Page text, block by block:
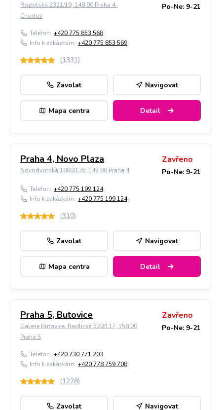
Roztylská 2321/19, 148 00 Praha 4-
Chodov
Po-Ne: 9-21
Telefon: +420 775 853 568
Info k zakázkám: +420 775 853 569
(1331)
Zavolat Navigovat
Mapa centra Detail
Praha 4, Novo Plaza
Novodvorská 1800/136, 142 00 Praha 4
Zavřeno
Po-Ne: 9-21
Telefon: +420 775 199 124
Info k zakázkám: +420 775 199 124
(310)
Zavolat Navigovat
Mapa centra Detail
Praha 5, Butovice
Galerie Butovice, Radlická 520/117, 158 00
Praha 5
Zavřeno
Po-Ne: 9-21
Telefon: +420 730 771 203
Info k zakázkám: +420 778 759 708
(1228)
Zavolat Navigovat